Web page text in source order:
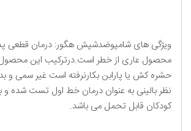
ویژگی های شامپوضدشپش هگور: درمان قطعی
محصول عاری از خطر است.درترکیب این
حشره کش یا پارابن بکارنرفته است غیر سمی و
نظر بالینی به عنوان درمان خط اول تست شده
کودکان قابل تحمل می باشد.